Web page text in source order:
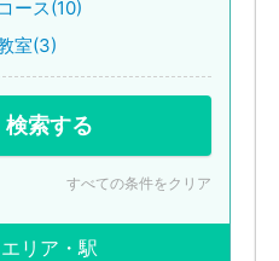
ース(10)
室(3)
検索する
すべての条件をクリア
エリア・駅